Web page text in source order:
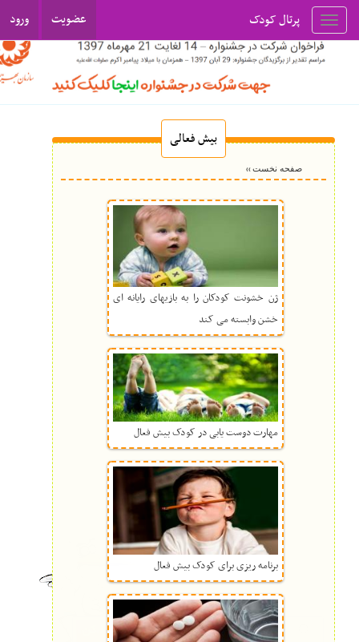
ورود عضویت پرتال کودک
بیش فعالی
صفحه نخست››
ژن خشونت کودکان را به بازیهای رایانه ای
خشن وابسته می کند
مهارت دوست یابی در کودک بیش فعال
برنامه ریزی برای کودک بیش فعال